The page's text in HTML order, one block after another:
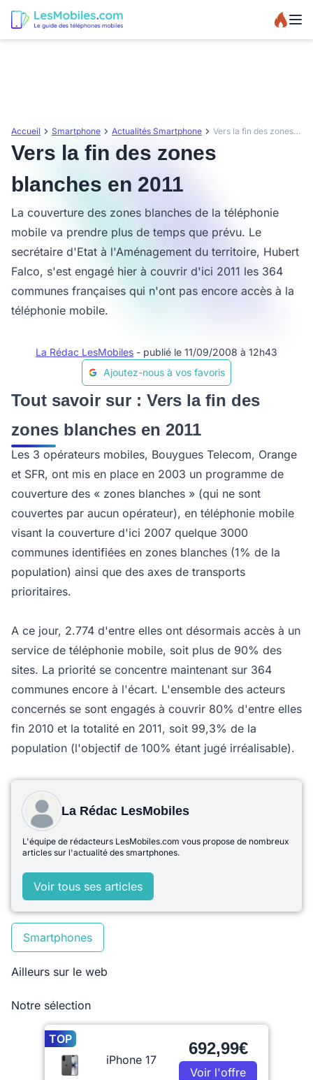
Accueil Smartphone Actualités Smartphone Vers la fin des zones blanches en 2011
Vers la fin des zones
blanches en 2011
La couverture des zones blanches de la téléphonie
mobile va prendre plus de temps que prévu. Le
secrétaire d'Etat à l'Aménagement du territoire, Hubert
Falco, s'est engagé hier à couvrir d'ici 2011 les 364
communes françaises qui n'ont pas encore accès à la
téléphonie mobile.
La Rédac LesMobiles - publié le 11/09/2008 à 12h43
Ajoutez-nous à vos favoris
Tout savoir sur : Vers la fin des
zones blanches en 2011
Les 3 opérateurs mobiles, Bouygues Telecom, Orange
et SFR, ont mis en place en 2003 un programme de
couverture des « zones blanches » (qui ne sont
couvertes par aucun opérateur), en téléphonie mobile
visant la couverture d'ici 2007 quelque 3000
communes identifiées en zones blanches (1% de la
population) ainsi que des axes de transports
prioritaires.
A ce jour, 2.774 d'entre elles ont désormais accès à un
service de téléphonie mobile, soit plus de 90% des
sites. La priorité se concentre maintenant sur 364
communes encore à l'écart. L'ensemble des acteurs
concernés se sont engagés à couvrir 80% d'entre elles
fin 2010 et la totalité en 2011, soit 99,3% de la
population (l'objectif de 100% étant jugé irréalisable).
La Rédac LesMobiles
L'équipe de rédacteurs LesMobiles.com vous propose de nombreux
articles sur l'actualité des smartphones.
Voir tous ses articles
Smartphones
Ailleurs sur le web
Notre sélection
TOP
iPhone 17
692,99€
Voir l'offre